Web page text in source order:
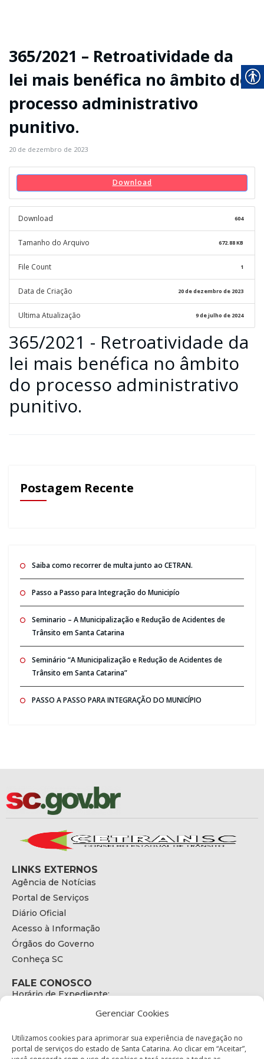
Gerenciar Cookies
Utilizamos cookies para aprimorar sua experiência de navegação no
portal de serviços do estado de Santa Catarina. Ao clicar em “Aceitar”,
365/2021 – Retroatividade da
lei mais benéfica no âmbito do
processo administrativo
punitivo.
20 de dezembro de 2023
Download
Download 604
Tamanho do Arquivo 672.88 KB
File Count 1
Data de Criação 20 de dezembro de 2023
Ultima Atualização 9 de julho de 2024
365/2021 - Retroatividade da
lei mais benéfica no âmbito
do processo administrativo
punitivo.
Postagem Recente
Saiba como recorrer de multa junto ao CETRAN.
Passo a Passo para Integração do Municipío
Seminario – A Municipalização e Redução de Acidentes de
Trânsito em Santa Catarina
Seminário “A Municipalização e Redução de Acidentes de
Trânsito em Santa Catarina”
PASSO A PASSO PARA INTEGRAÇÃO DO MUNICÍPIO
LINKS EXTERNOS
Agência de Notícias
Portal de Serviços
Diário Oficial
Acesso à Informação
Órgãos do Governo
Conheça SC
FALE CONOSCO
Horário de Expediente:
E-mail:
secretariaexecutiva@cetran.sc.gov.br